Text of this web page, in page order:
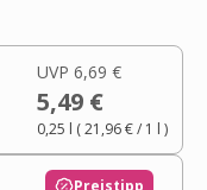
UVP 6,69 €
5,49 €
0,25 l (21,96 €/ 1 l )
Preistipp